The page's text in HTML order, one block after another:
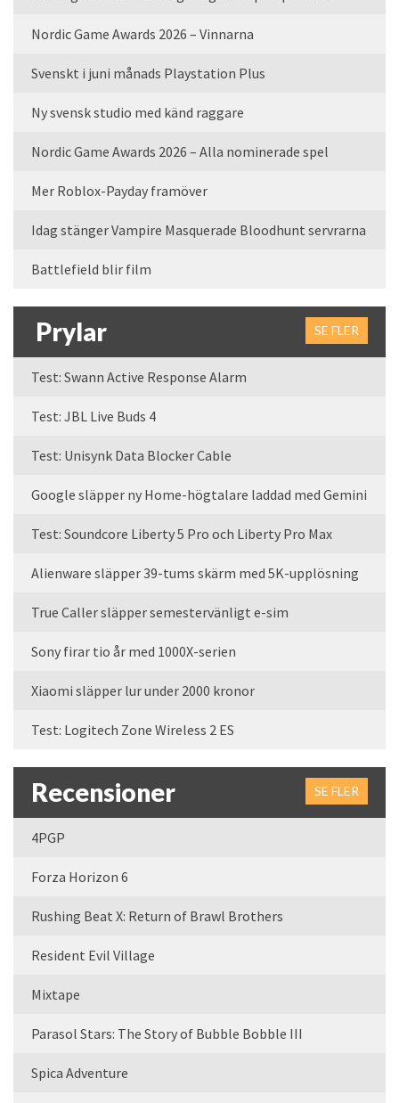
Nordic Game Awards 2026 – Vinnarna
Svenskt i juni månads Playstation Plus
Ny svensk studio med känd raggare
Nordic Game Awards 2026 – Alla nominerade spel
Mer Roblox-Payday framöver
Idag stänger Vampire Masquerade Bloodhunt servrarna
Battlefield blir film
Prylar SE FLER
Test: Swann Active Response Alarm
Test: JBL Live Buds 4
Test: Unisynk Data Blocker Cable
Google släpper ny Home-högtalare laddad med Gemini
Test: Soundcore Liberty 5 Pro och Liberty Pro Max
Alienware släpper 39-tums skärm med 5K-upplösning
True Caller släpper semestervänligt e-sim
Sony firar tio år med 1000X-serien
Xiaomi släpper lur under 2000 kronor
Test: Logitech Zone Wireless 2 ES
Recensioner SE FLER
4PGP
Forza Horizon 6
Rushing Beat X: Return of Brawl Brothers
Resident Evil Village
Mixtape
Parasol Stars: The Story of Bubble Bobble III
Spica Adventure